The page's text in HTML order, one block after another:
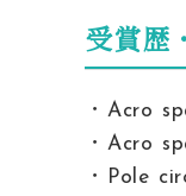
受賞歴
・Acro
・Acro
・Pole